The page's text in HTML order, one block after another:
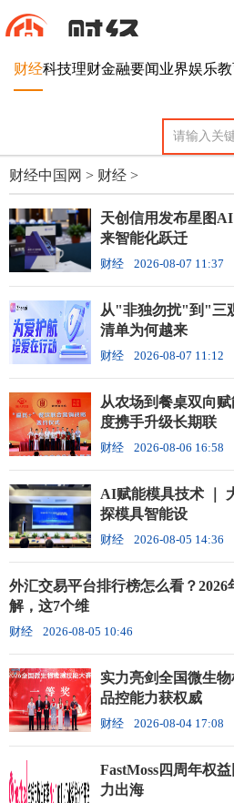
财经科技理财金融要闻业界娱乐
财经中国网 > 财经 >
天创信用发布星图
来智能化跃迁
财经 2026-08-07 11:37
从"非独勿扰"到"三
清单为何越来
财经 2026-08-07 11:12
从农场到餐桌双向
度携手升级长期联
财经 2026-08-06 16:58
AI赋能模具技术 ｜
探模具智能设
财经 2026-08-05 14:36
外汇交易平台排行榜怎么看？
解，这7个维
财经 2026-08-05 10:46
实力亮剑全国微生
品控能力获权威
财经 2026-08-04 17:08
FastMoss四周年权
力出海